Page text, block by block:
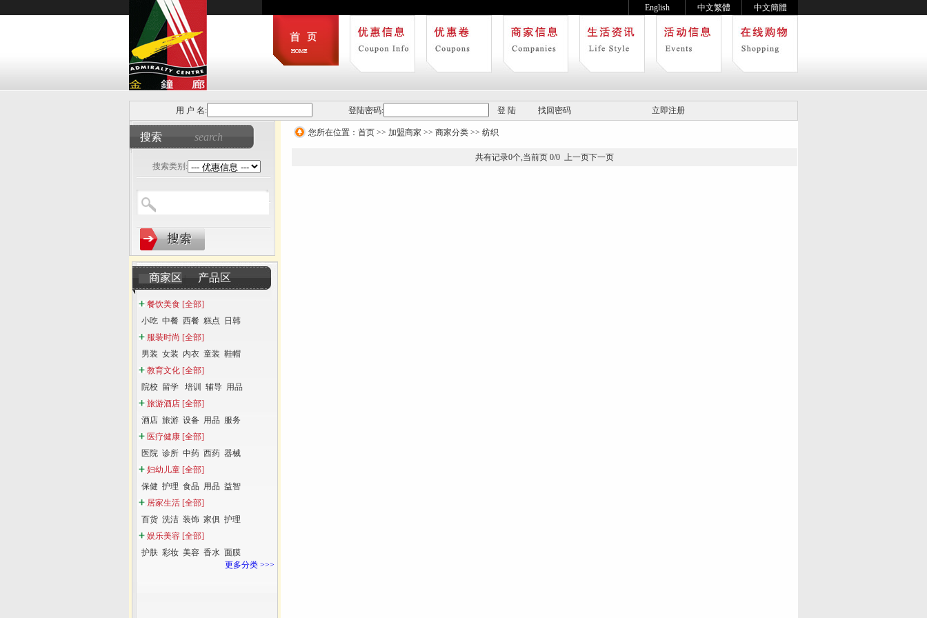
English 中文繁體 中文簡體
用 户 名: 登陆密码: 登 陆 找回密码 立即注册
搜索 search
搜索类别:
商家区 产品区
餐饮美食 [全部]
小吃 中餐 西餐 糕点
日韩
服装时尚 [全部]
男装 女装 内衣 童装 鞋帽
教育文化 [全部]
院校 留学 培训 辅导 用品
旅游酒店 [全部]
酒店 旅游 设备 用品 服务
医疗健康 [全部]
医院 诊所 中药 西药 器械
妇幼儿童 [全部]
保健 护理 食品 用品 益智
居家生活 [全部]
百货 洗洁 装饰 家俱 护理
娱乐美容 [全部]
护肤 彩妆 美容 香水 面膜
更多分类 >>>
您所在位置： 首页 >> 加盟商家 >> 商家分类 >> 纺织
共有记录0个,当前页 0/0 上一页下一页